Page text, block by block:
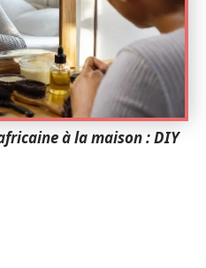
à la maison : DIY